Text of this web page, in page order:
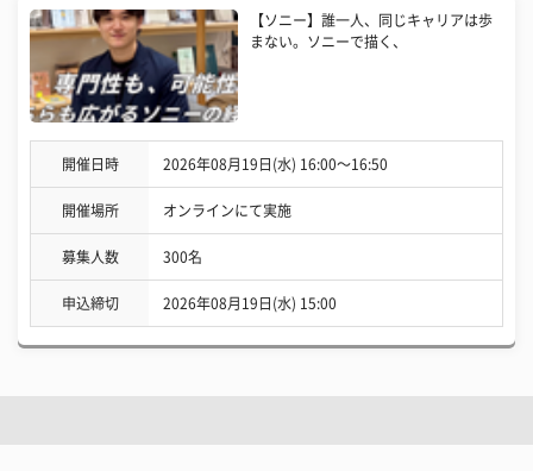
【ソニー】誰一人、同じキャリアは歩
まない。ソニーで描く、
開催日時 2026年08月19日(水) 16:00〜16:50
開催場所 オンラインにて実施
募集人数 300名
申込締切 2026年08月19日(水) 15:00